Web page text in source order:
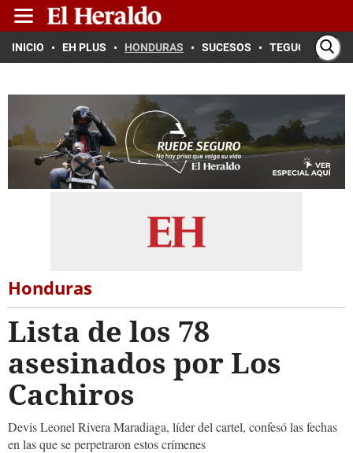
INICIO EH PLUS HONDURAS SUCESOS TEGUCIGALPA
Honduras
Lista de los 78
asesinados por Los
Cachiros
Devis Leonel Rivera Maradiaga, líder del cartel, confesó las fechas
en las que se perpetraron estos crímenes